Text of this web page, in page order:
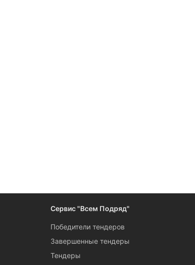
Сервис "Всем Подряд"
Победители тендеров
Завершенные тендеры
Тендеры